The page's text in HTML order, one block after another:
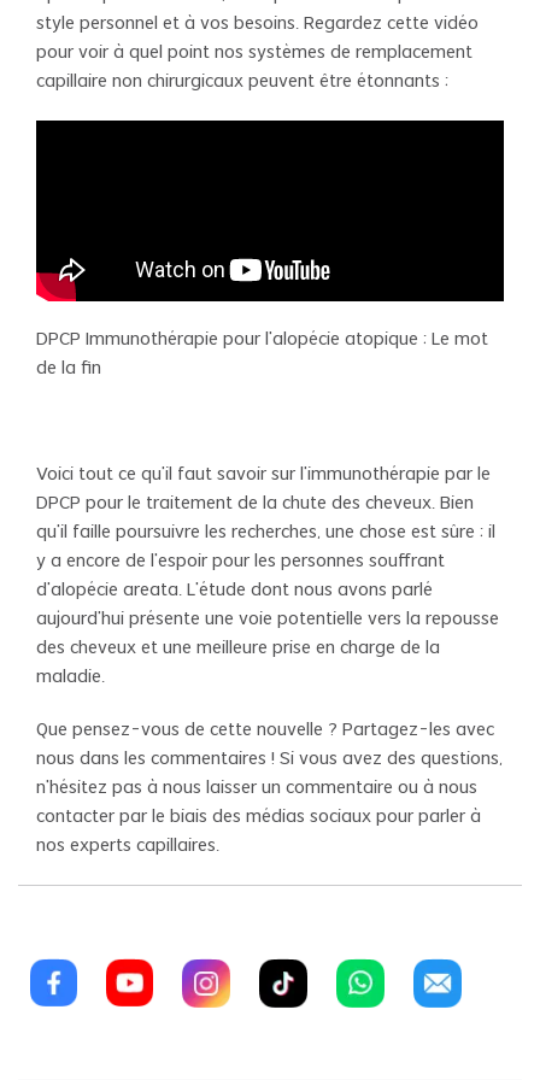
style personnel et à vos besoins. Regardez cette vidéo
pour voir à quel point nos systèmes de remplacement
capillaire non chirurgicaux peuvent être étonnants :
DPCP Immunothérapie pour l'alopécie atopique : Le mot
de la fin
Voici tout ce qu'il faut savoir sur l'immunothérapie par le
DPCP pour le traitement de la chute des cheveux. Bien
qu'il faille poursuivre les recherches, une chose est sûre : il
y a encore de l'espoir pour les personnes souffrant
d'alopécie areata. L'étude dont nous avons parlé
aujourd'hui présente une voie potentielle vers la repousse
des cheveux et une meilleure prise en charge de la
maladie.
Que pensez-vous de cette nouvelle ? Partagez-les avec
nous dans les commentaires ! Si vous avez des questions,
n'hésitez pas à nous laisser un commentaire ou à nous
contacter par le biais des médias sociaux pour parler à
nos experts capillaires.